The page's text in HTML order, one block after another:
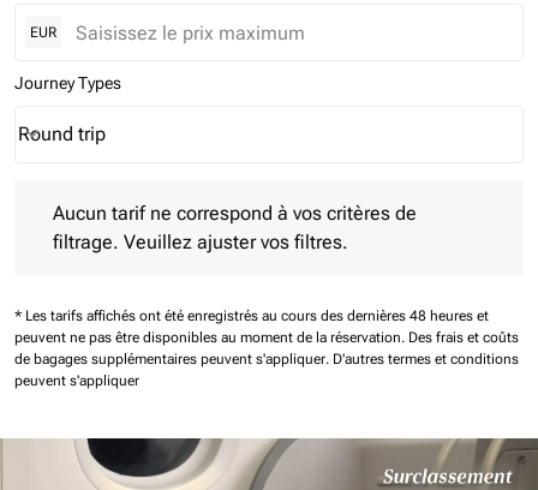
EUR
Journey Types
Journey Types option Round trip Selected
Round trip
keyboard_arrow_down
Aucun tarif ne correspond à vos critères de
filtrage. Veuillez ajuster vos filtres.
* Les tarifs affichés ont été enregistrés au cours des dernières 48 heures et
peuvent ne pas être disponibles au moment de la réservation. Des frais et coûts
de bagages supplémentaires peuvent s'appliquer. D'autres termes et conditions
peuvent s'appliquer